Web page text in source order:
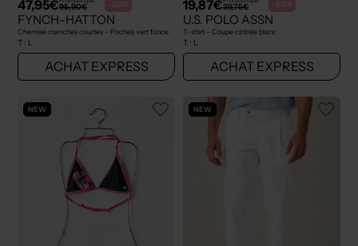
47,95€95,90€ -50%
FYNCH-HATTON
Chemise manches courtes - Poches vert fonce
T : L
ACHAT EXPRESS
19,87€39,75€ -50%
U.S. POLO ASSN
T-shirt - Coupe cintrée blanc
T : L
ACHAT EXPRESS
NEW NEW